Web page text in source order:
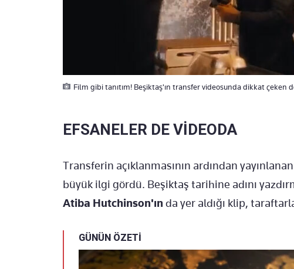
Film gibi tanıtım! Beşiktaş'ın transfer videosunda dikkat çeken
EFSANELER DE VİDEODA
Transferin açıklanmasının ardından
büyük ilgi gördü. Beşiktaş tarihine adını
Atiba Hutchinson'ın da yer aldığı klip,
GÜNÜN ÖZETİ